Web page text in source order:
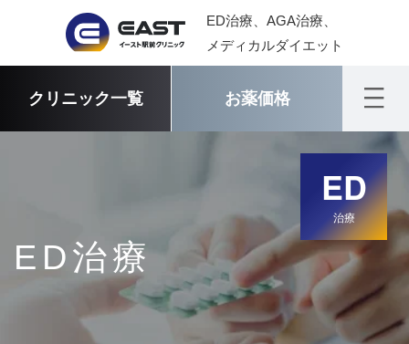
ED治療、AGA治療、
メディカルダイエット
クリニック一覧 お薬価格
ED
治療
ED治療